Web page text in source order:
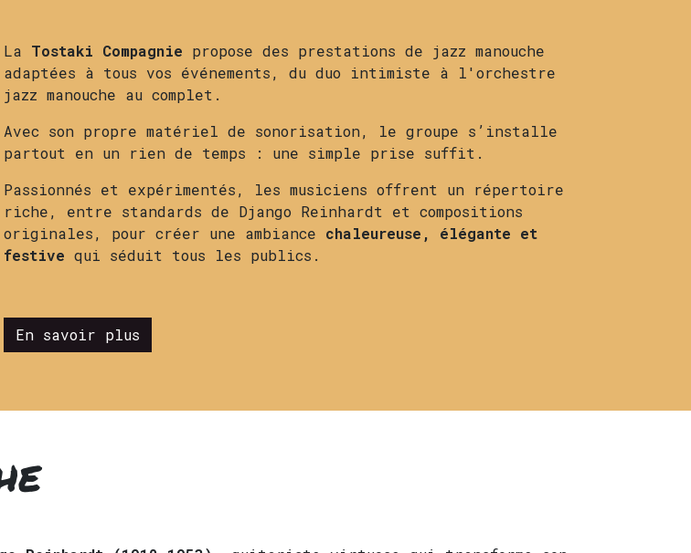
La Tostaki Compagnie propose des prestations de jazz manouche
adaptées à tous vos événements, du duo intimiste à l'orchestre
jazz manouche au complet.
Avec son propre matériel de sonorisation, le groupe s’installe
partout en un rien de temps : une simple prise suffit.
Passionnés et expérimentés, les musiciens offrent un répertoire
riche, entre standards de Django Reinhardt et compositions
originales, pour créer une ambiance chaleureuse, élégante et
festive qui séduit tous les publics.
En savoir plus